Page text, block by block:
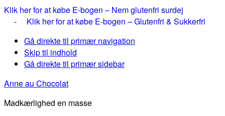
Klik her for at købe E-bogen – Nem glutenfri surdej
- Klik her for at købe E-bogen – Glutenfri & Sukkerfri
Gå direkte til primær navigation
Skip til indhold
Gå direkte til primær sidebar
Anne au Chocolat
Madkærlighed en masse